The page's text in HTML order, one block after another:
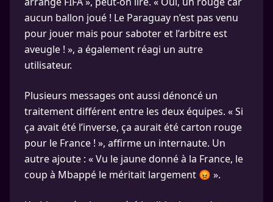
aucun ballon joué ! Le Paraguay n’est pas venu
pour jouer mais pour saboter et l’arbitre est
aveugle ! », a également réagi un autre
utilisateur.
Plusieurs messages ont aussi dénoncé un
traitement différent entre les deux équipes. « Si
ça avait été l’inverse, ça aurait été carton rouge
pour le France ! », affirme un internaute. Un
autre ajoute : « Vu le jaune donné à la France, le
coup à Mbappé le méritait largement 😡 ».